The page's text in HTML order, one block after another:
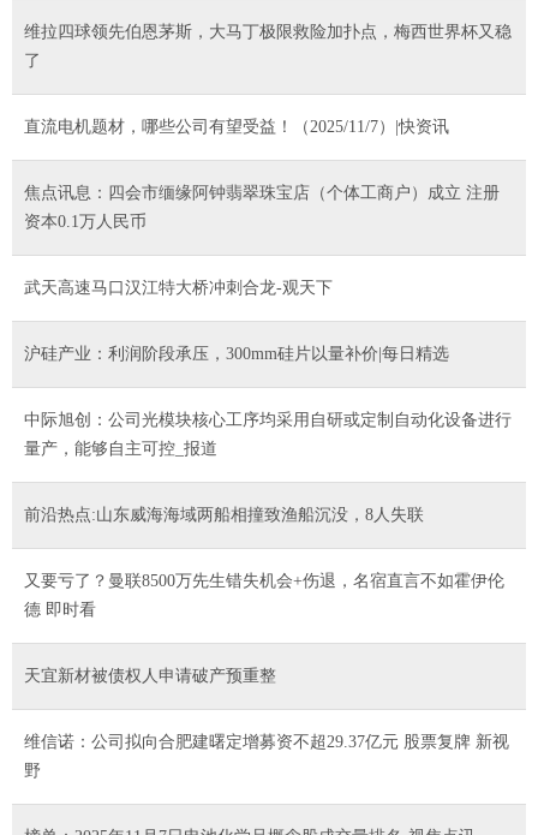
维拉四球领先伯恩茅斯，大马丁极限救险加扑点，梅西世界杯又稳
了
直流电机题材，哪些公司有望受益！（2025/11/7）|快资讯
焦点讯息：四会市缅缘阿钟翡翠珠宝店（个体工商户）成立 注册
资本0.1万人民币
武天高速马口汉江特大桥冲刺合龙-观天下
沪硅产业：利润阶段承压，300mm硅片以量补价|每日精选
中际旭创：公司光模块核心工序均采用自研或定制自动化设备进行
量产，能够自主可控_报道
前沿热点:山东威海海域两船相撞致渔船沉没，8人失联
又要亏了？曼联8500万先生错失机会+伤退，名宿直言不如霍伊伦
德 即时看
天宜新材被债权人申请破产预重整
维信诺：公司拟向合肥建曙定增募资不超29.37亿元 股票复牌 新视
野